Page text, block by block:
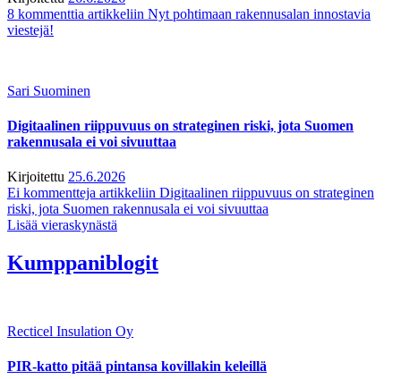
8 kommenttia artikkeliin Nyt pohtimaan rakennusalan innostavia
viestejä!
Sari Suominen
Digitaalinen riippuvuus on strateginen riski, jota Suomen
rakennusala ei voi sivuuttaa
Kirjoitettu 25.6.2026
Ei kommentteja artikkeliin Digitaalinen riippuvuus on strateginen
riski, jota Suomen rakennusala ei voi sivuuttaa
Lisää vieraskynästä
Kumppaniblogit
Recticel Insulation Oy
PIR-katto pitää pintansa kovillakin keleillä